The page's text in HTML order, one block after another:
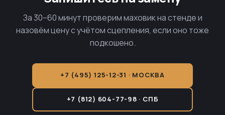
За 30–60 минут проверим маховик на стенде и
назовём цену с учётом сцепления, если оно тоже
подкошено.
+7 (495) 125-12-31 · МОСКВА
+7 (812) 604-77-98 · СПБ